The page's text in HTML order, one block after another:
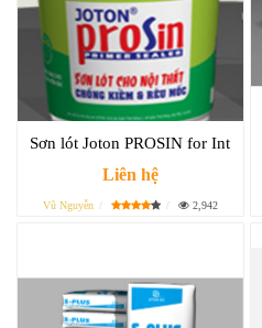
Sơn lót Joton PROSIN for Int
Liên hệ
Vũ Nguyễn 2,942